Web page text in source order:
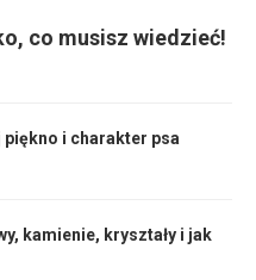
co musisz wiedzieć!
i charakter psa
kamienie, kryształy i jak